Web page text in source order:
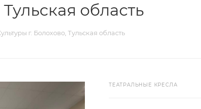
область
г. Болохово, Тульская область
ТЕАТРАЛЬНЫЕ КРЕСЛА